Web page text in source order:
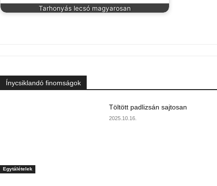
Tarhonyás lecsó magyarosan
Ínycsiklandó finomságok
Egytálételek
Töltött padlizsán sajtosan
2025.10.16.